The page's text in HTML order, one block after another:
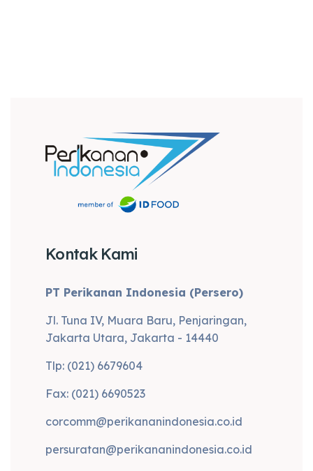
Kontak Kami
PT Perikanan Indonesia (Persero)
Jl. Tuna IV, Muara Baru, Penjaringan,
Jakarta Utara, Jakarta - 14440
Tlp: (021) 6679604
Fax: (021) 6690523
corcomm@perikananindonesia.co.id
persuratan@perikananindonesia.co.id